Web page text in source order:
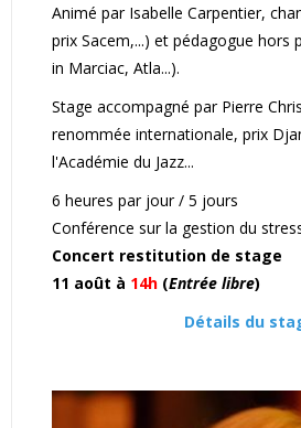
Animé par Isabelle Carpentier,
prix Sacem,...) et pédagogue hors
in Marciac, Atla...).
Stage accompagné par Pierre
renommée internationale, prix
l'Académie du Jazz...
6 heures par jour / 5 jours
Conférence sur la gestion du
Concert restitution de stage
11 août à 14h (Entrée libre)
Détails du